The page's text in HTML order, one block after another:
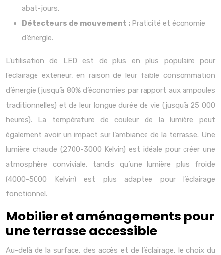
abat-jours.
Détecteurs de mouvement : Praticité et économie
d’énergie.
L’utilisation de LED est de plus en plus populaire pour
l’éclairage extérieur, en raison de leur faible consommation
d’énergie (jusqu’à 80% d’économies par rapport aux ampoules
traditionnelles) et de leur longue durée de vie (jusqu’à 25 000
heures). La température de couleur de la lumière peut
également avoir un impact sur l’ambiance de la terrasse. Une
lumière chaude (2700-3000 Kelvin) est idéale pour créer une
atmosphère conviviale, tandis qu’une lumière plus froide
(4000-5000 Kelvin) est plus adaptée pour l’éclairage
fonctionnel.
Mobilier et aménagements pour
une terrasse accessible
Au-delà de la surface, des accès et de l’éclairage, le choix du